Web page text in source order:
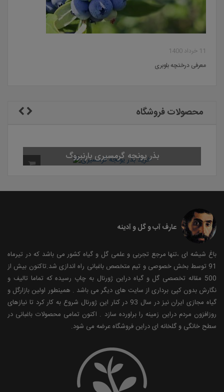
11 خرداد 1400
معرفی درختچه بلوبری
محصولات فروشگاه
عارف آب و گل و آدینه
باغ شیشه ای ،تنها مرجع تجربی و علمی گل و گیاه کشور می باشد که در تیرماه
91 توسط بخش خصوصی و تیم متخصص باغبانی راه اندازی شد.تاکنون بیش از
500 مقاله تخصصی گل و گیاه دراین ژورنال به چاپ رسیده که تماما تالیف و
نگارش بدون کپی برداری از سایت های دیگر می باشد . همینطور اولین بازارگل و
گیاه مجازی ایران نیز در سال 93 در کنار این ژورنال شروع به کار کرد تا نیازهای
روزافزون مردم دراین زمینه را براورده سازد . اکنون تمامی محصولات باغبانی در
سطح خانگی و گلخانه ای دراین فروشگاه عرضه می شود.